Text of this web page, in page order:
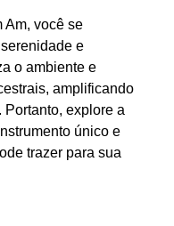
Am, você se
e
o ambiente e
amplificando
explore a
único e
trazer para sua